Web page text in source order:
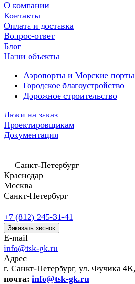
О компании
Контакты
Оплата и доставка
Вопрос-ответ
Блог
Наши объекты
Аэропорты и Морские порты
Городское благоустройство
Дорожное строительство
Люки на заказ
Проектировщикам
Документация
Санкт-Петербург
Краснодар
Москва
Санкт-Петербург
+7 (812) 245-31-41
Заказать звонок
E-mail
info@tsk-gk.ru
Адрес
г. Санкт-Петербург, ул. Фучика
почта: info@tsk-gk.ru